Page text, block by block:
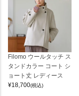
Filomo ウールタッチ ス
タンドカラー コート シ
ョート丈 レディース
¥18,700(税込)